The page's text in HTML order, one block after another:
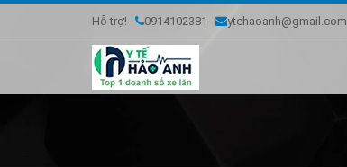
Hỗ trợ! 0914102381 ytehaoanh@gmail.com